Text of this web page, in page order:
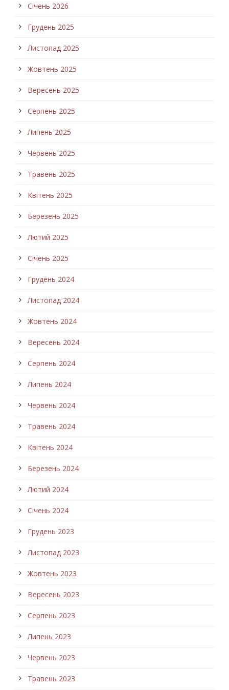
Січень 2026
Грудень 2025
Листопад 2025
Жовтень 2025
Вересень 2025
Серпень 2025
Липень 2025
Червень 2025
Травень 2025
Квітень 2025
Березень 2025
Лютий 2025
Січень 2025
Грудень 2024
Листопад 2024
Жовтень 2024
Вересень 2024
Серпень 2024
Липень 2024
Червень 2024
Травень 2024
Квітень 2024
Березень 2024
Лютий 2024
Січень 2024
Грудень 2023
Листопад 2023
Жовтень 2023
Вересень 2023
Серпень 2023
Липень 2023
Червень 2023
Травень 2023